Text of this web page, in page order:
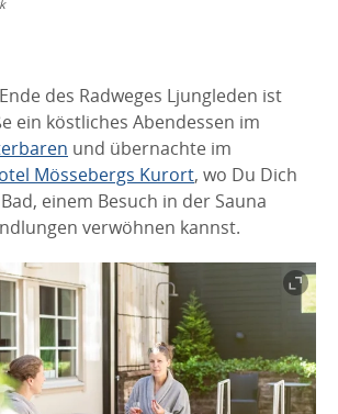
des Radweges Ljungleden ist
ein köstliches Abendessen im
und übernachte im
Mössebergs Kurort, wo Du Dich
einem Besuch in der Sauna
verwöhnen kannst.